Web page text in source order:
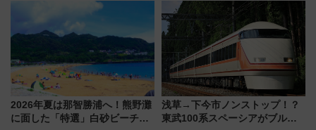
プン。もつ鍋風など限定メニュ
受注販売
2026年夏は那智勝浦へ！熊野灘
に面した「特選」白砂ビーチは
浅草→下今市ノンストップ！？
東武100系スペーシアがブルー